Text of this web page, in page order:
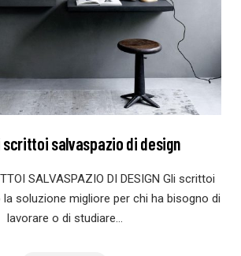
scrittoi salvaspazio di design
SALVASPAZIO DI DESIGN Gli scrittoi
soluzione migliore per chi ha bisogno di
lavorare o di studiare…